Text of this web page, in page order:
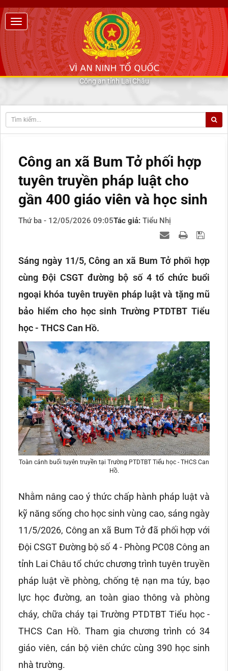
Công an tỉnh Lai Châu
Công an xã Bum Tở phối hợp
tuyên truyền pháp luật cho
gần 400 giáo viên và học sinh
Thứ ba - 12/05/2026 09:05Tác giả: Tiểu Nhị
Sáng ngày 11/5, Công an xã Bum Tở phối hợp
cùng Đội CSGT đường bộ số 4 tổ chức buổi
ngoại khóa tuyên truyền pháp luật và tặng mũ
bảo hiểm cho học sinh Trường PTDTBT Tiểu
học - THCS Can Hồ.
Toàn cảnh buổi tuyên truyền tại Trường PTDTBT Tiểu học - THCS Can
Hồ.
Nhằm nâng cao ý thức chấp hành pháp luật và
kỹ năng sống cho học sinh vùng cao, sáng ngày
11/5/2026, Công an xã Bum Tở đã phối hợp với
Đội CSGT Đường bộ số 4 - Phòng PC08 Công an
tỉnh Lai Châu tổ chức chương trình tuyên truyền
pháp luật về phòng, chống tệ nạn ma túy, bạo
lực học đường, an toàn giao thông và phòng
cháy, chữa cháy tại Trường PTDTBT Tiểu học -
THCS Can Hồ. Tham gia chương trình có 34
giáo viên, cán bộ viên chức cùng 390 học sinh
nhà trường.